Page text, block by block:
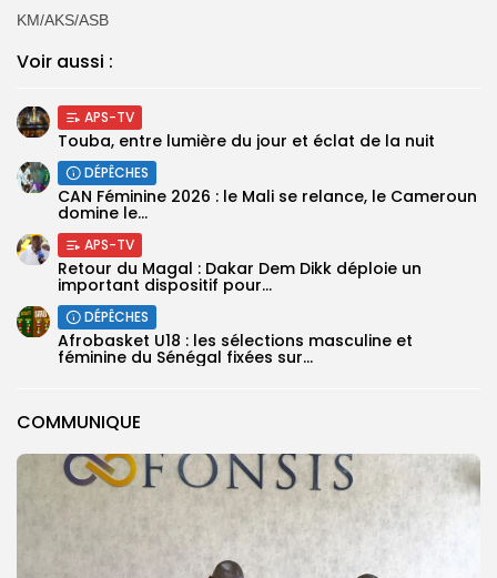
COMMUNIQUE
KM/AKS/ASB
Voir aussi :
APS-TV
Touba, entre lumière du jour et éclat de la nuit
DÉPÊCHES
‎CAN Féminine 2026 : le Mali se relance, le Cameroun
domine le...
APS-TV
Retour du Magal : Dakar Dem Dikk déploie un
important dispositif pour...
DÉPÊCHES
‎Afrobasket U18 : les sélections masculine et
féminine du Sénégal fixées sur...